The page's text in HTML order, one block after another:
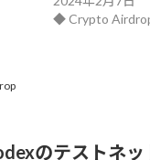
◆ Crypto
のテストネ